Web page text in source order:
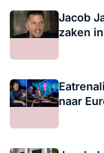
Jacob
zaken
naar